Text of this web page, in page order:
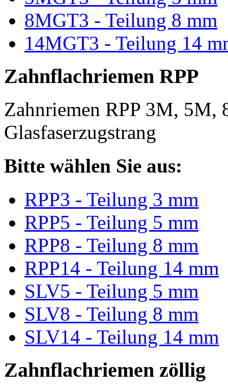
8MGT3 - Teilung 8 mm
14MGT3 - Teilung 14
Zahnflachriemen RPP
Zahnriemen RPP 3M, 5M,
Glasfaserzugstrang
Bitte wählen Sie aus:
RPP3 - Teilung 3 mm
RPP5 - Teilung 5 mm
RPP8 - Teilung 8 mm
RPP14 - Teilung 14 mm
SLV5 - Teilung 5 mm
SLV8 - Teilung 8 mm
SLV14 - Teilung 14 mm
Zahnflachriemen zöllig